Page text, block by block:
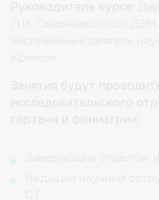
Руководитель курса:
Л.И. Свержевского»
заслуженный деятель
Крюков.
Занятия будут
исследовательского
гортани и фониатрии:
Заведующий отделом,
Ведущий научный